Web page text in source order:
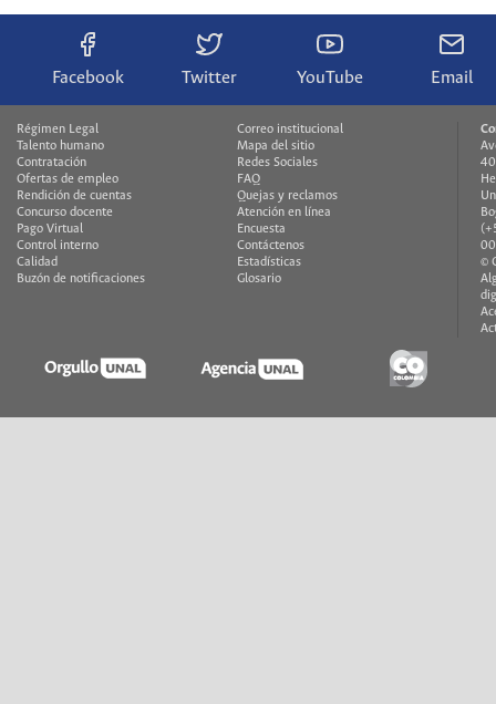
Facebook Twitter YouTube Email
Régimen Legal
Talento humano
Contratación
Ofertas de empleo
Rendición de cuentas
Concurso docente
Pago Virtual
Control interno
Calidad
Buzón de notificaciones
Correo institucional
Mapa del sitio
Redes Sociales
FAQ
Quejas y reclamos
Atención en línea
Encuesta
Contáctenos
Estadísticas
Glosario
©